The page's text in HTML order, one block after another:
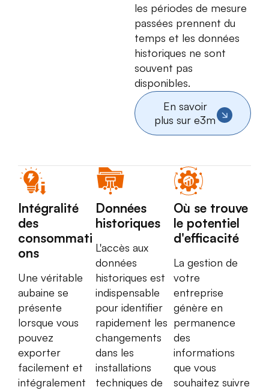
les périodes de mesure
passées prennent du
temps et les données
historiques ne sont
souvent pas
disponibles.
En savoir
plus sur e3m
Intégralité
des
consommati
ons
Une véritable
aubaine se
présente
lorsque vous
pouvez
exporter
facilement et
intégralement
Données
historiques
L'accès aux
données
historiques est
indispensable
pour identifier
rapidement les
changements
dans les
installations
techniques de
Où se trouve
le potentiel
d'efficacité
La gestion de
votre
entreprise
génère en
permanence
des
informations
que vous
souhaitez suivre